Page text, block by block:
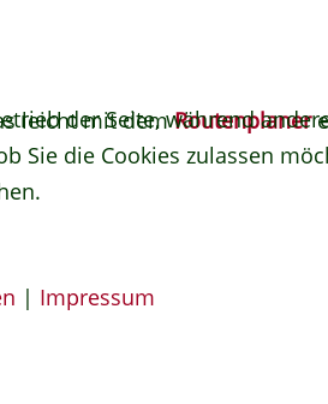
leicht mit demRoutenplaner
der Seite, während
Sie die Cookies zulassen
| Impressum